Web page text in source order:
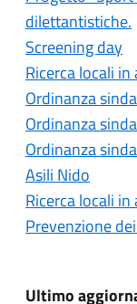
dilettantistiche.
Screening day
Ricerca locali
Ordinanza
Ordinanza
Ordinanza
Asili Nido
Ricerca locali
Prevenzione
Ultimo